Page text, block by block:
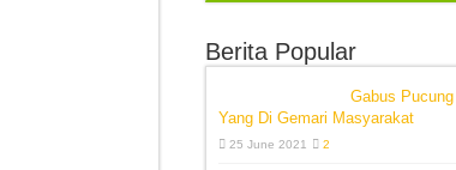
Berita Popular
Gabus
Yang Di Gemari Masyarakat
25 June 2021 2